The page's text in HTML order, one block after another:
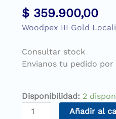
$ 359.900,00
Woodpex III Gold
Consultar stock
Envianos tu pedido por
Disponibilidad: 2
Añadir al